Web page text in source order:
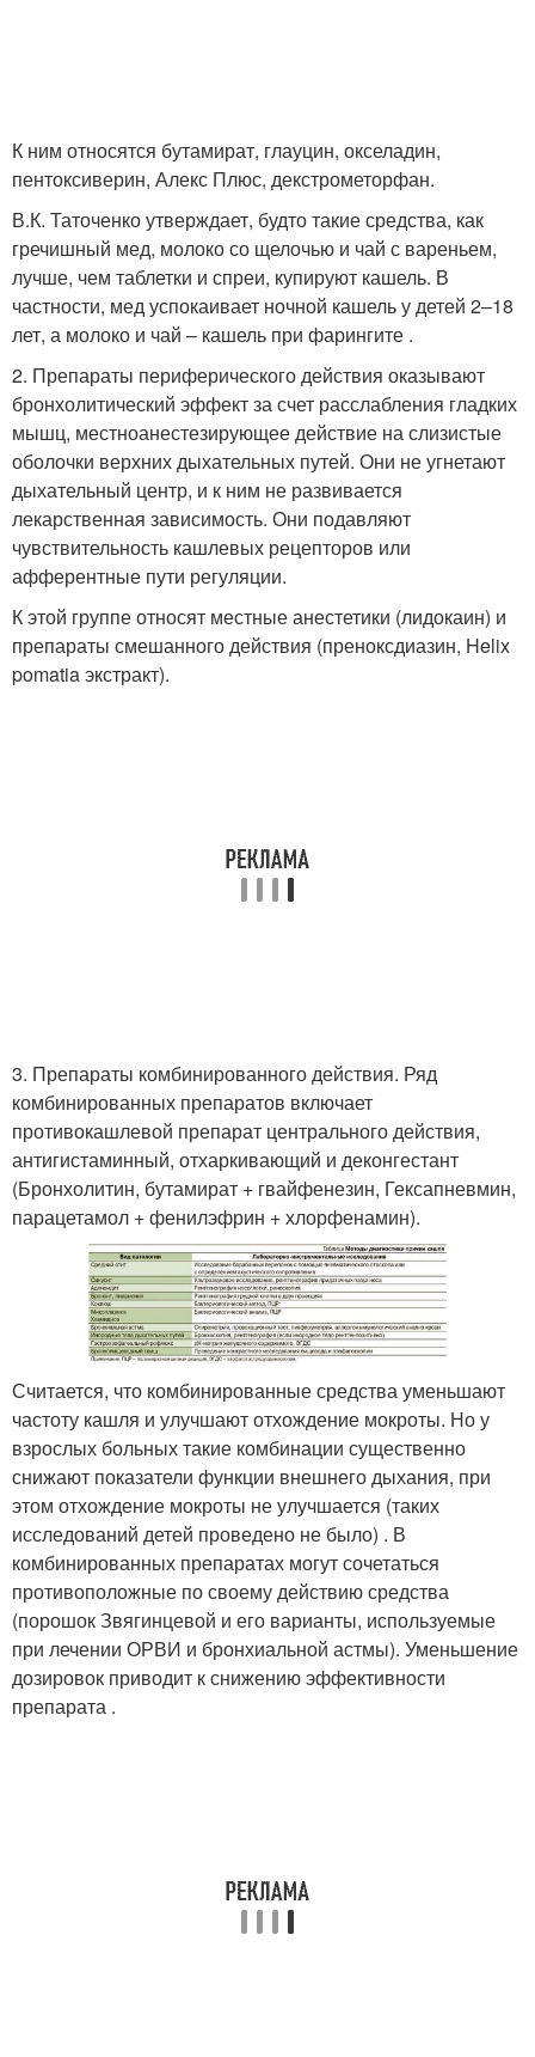
К ним относятся бутамират, глауцин, окселадин,
пентоксиверин, Алекс Плюс, декстрометорфан.
В.К. Таточенко утверждает, будто такие средства, как
гречишный мед, молоко со щелочью и чай с вареньем,
лучше, чем таблетки и спреи, купируют кашель. В
частности, мед успокаивает ночной кашель у детей 2–18
лет, а молоко и чай – кашель при фарингите .
2. Препараты периферического действия оказывают
бронхолитический эффект за счет расслабления гладких
мышц, местноанестезирующее действие на слизистые
оболочки верхних дыхательных путей. Они не угнетают
дыхательный центр, и к ним не развивается
лекарственная зависимость. Они подавляют
чувствительность кашлевых рецепторов или
афферентные пути регуляции.
К этой группе относят местные анестетики (лидокаин) и
препараты смешанного действия (преноксдиазин, Helix
pomatia экстракт).
3. Препараты комбинированного действия. Ряд
комбинированных препаратов включает
противокашлевой препарат центрального действия,
антигистаминный, отхаркивающий и деконгестант
(Бронхолитин, бутамират + гвайфенезин, Гексапневмин,
парацетамол + фенилэфрин + хлорфенамин).
Считается, что комбинированные средства уменьшают
частоту кашля и улучшают отхождение мокроты. Но у
взрослых больных такие комбинации существенно
снижают показатели функции внешнего дыхания, при
этом отхождение мокроты не улучшается (таких
исследований детей проведено не было) . В
комбинированных препаратах могут сочетаться
противоположные по своему действию средства
(порошок Звягинцевой и его варианты, используемые
при лечении ОРВИ и бронхиальной астмы). Уменьшение
дозировок приводит к снижению эффективности
препарата .